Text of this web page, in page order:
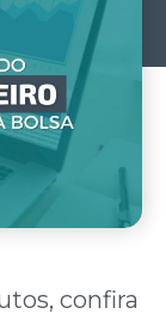
confira